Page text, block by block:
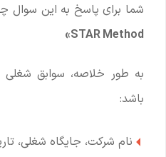
شما برای پاسخ به این سوال
STAR Method»
به طور خلاصه، سوابق شغلی
باشد:
نام شرکت، جایگاه شغلی،